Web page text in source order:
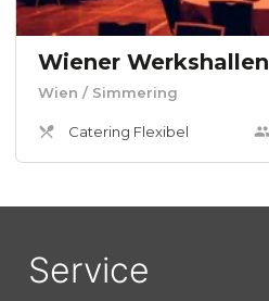
Wiener Werkshallen
Wien / Simmering
Catering Flexibel
Service